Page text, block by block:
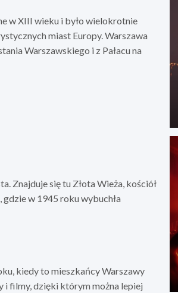
w XIII wieku i było wielokrotnie
miast Europy. Warszawa
Warszawskiego i z Pałacu na
Znajduje się tu Złota Wieża, kościół
w 1945 roku wybuchła
kiedy to mieszkańcy Warszawy
filmy, dzięki którym można lepiej